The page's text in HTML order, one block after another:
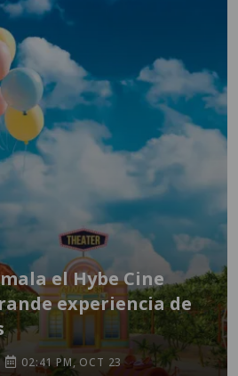
el Hybe Cine
experiencia de
02:41 PM, OCT 23